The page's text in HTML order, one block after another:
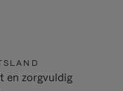
en zorgvuldig